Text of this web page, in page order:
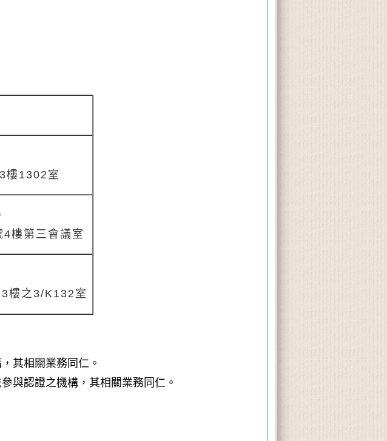
樓1302室
樓第三會議室
樓之3/K132室
其相關業務同仁。
與認證之機構，其相關業務同仁。